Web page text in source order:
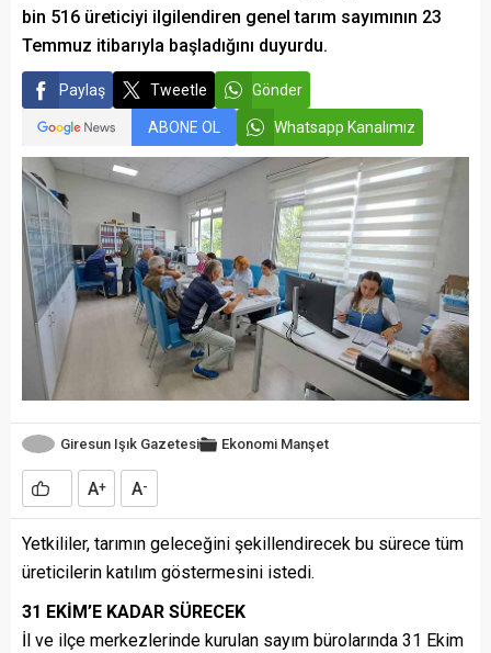
bin 516 üreticiyi ilgilendiren genel tarım sayımının 23
Temmuz itibarıyla başladığını duyurdu.
Paylaş Tweetle Gönder
ABONE OL Whatsapp Kanalımız
Giresun Işık Gazetesi Ekonomi Manşet
A+ A-
Yetkililer, tarımın geleceğini şekillendirecek bu sürece tüm
üreticilerin katılım göstermesini istedi.
31 EKİM’E KADAR SÜRECEK
İl ve ilçe merkezlerinde kurulan sayım bürolarında 31 Ekim